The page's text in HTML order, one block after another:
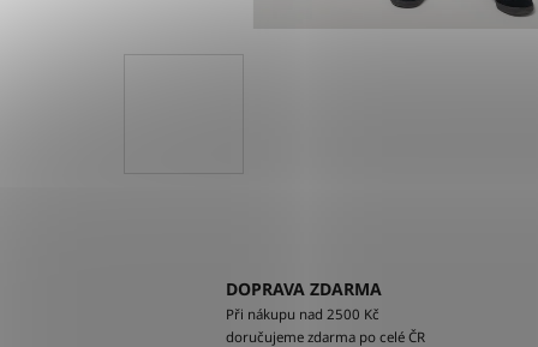
DOPRAVA ZDARMA
Při nákupu nad 2500 Kč
doručujeme zdarma po celé ČR